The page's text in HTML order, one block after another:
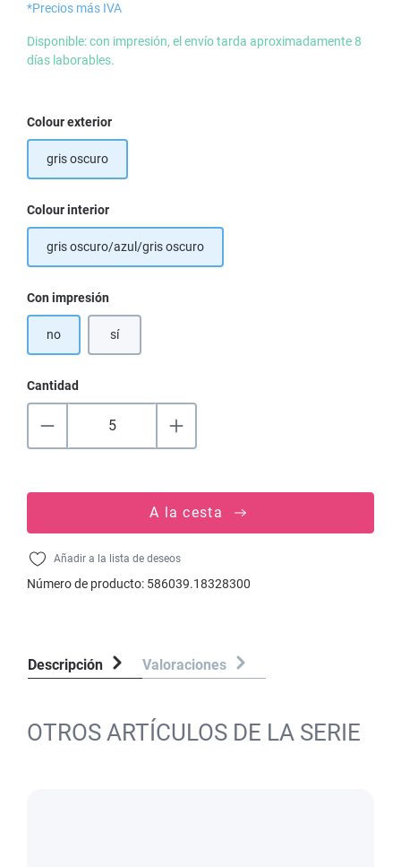
*Precios más IVA
Disponible: con impresión, el envío tarda aproximadamente 8
días laborables.
Seleccione
Colour exterior
gris oscuro
Seleccione
Colour interior
gris oscuro/azul/gris oscuro
Seleccione
Con impresión
no sí
Cantidad
A la cesta
Añadir a la lista de deseos
Número de producto: 586039.18328300
Descripción Valoraciones
OTROS ARTÍCULOS DE LA SERIE